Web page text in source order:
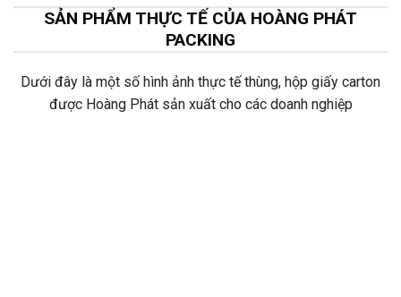
SẢN PHẨM THỰC TẾ CỦA HOÀNG PHÁT
PACKING
Dưới đây là một số hình ảnh thực tế thùng, hộp giấy carton
được Hoàng Phát sản xuất cho các doanh nghiệp